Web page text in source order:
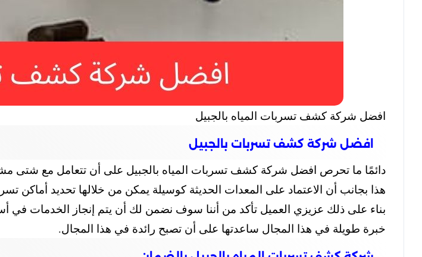
افضل شركة كشف تسربات المياه بالجبيل
افضل شركة كشف تسربات بالجبيل
دائمًا ما تحرص افضل شركة كشف تسربات المياه بالجبيل على أن تتعامل مع شتى
هذا بجانب أن الاعتماد على المعدات الحديثة كوسيلة يمكن من خلالها تحديد أماكن
بناء على ذلك عزيزي العميل تأكد من أننا سوف نضمن لك أن يتم إنجاز الخدمات في
خبرة طويلة في هذا المجال ساعدتها على أن تصبح رائدة في هذا المجال.